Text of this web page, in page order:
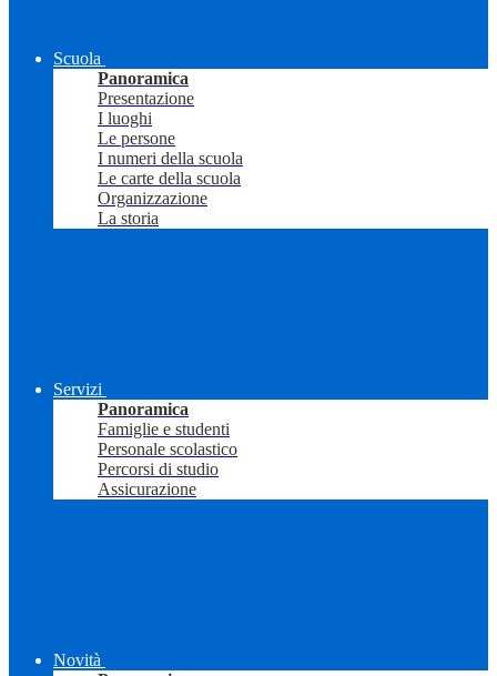
Scuola
Panoramica
Presentazione
I luoghi
Le persone
I numeri della scuola
Le carte della scuola
Organizzazione
La storia
Servizi
Panoramica
Famiglie e studenti
Personale scolastico
Percorsi di studio
Assicurazione
Novità